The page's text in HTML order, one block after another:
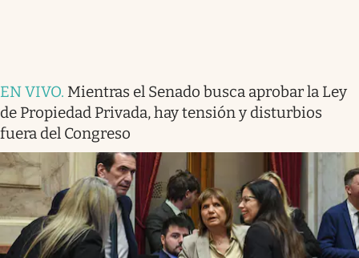
EN VIVO. Mientras el Senado busca aprobar la Ley
de Propiedad Privada, hay tensión y disturbios
fuera del Congreso